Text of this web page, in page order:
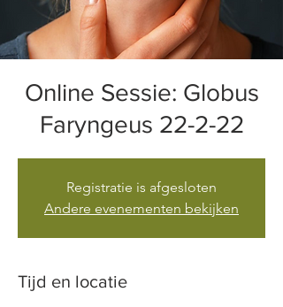
Online Sessie: Globus
Faryngeus 22-2-22
Registratie is afgesloten
Andere evenementen bekijken
Tijd en locatie